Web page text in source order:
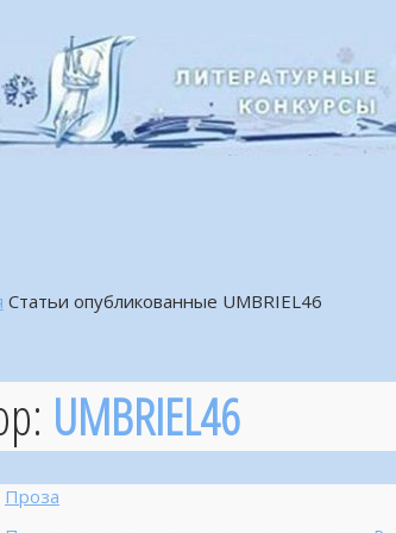
Статьи опубликованные UMBRIEL46
UMBRIEL46
Проза